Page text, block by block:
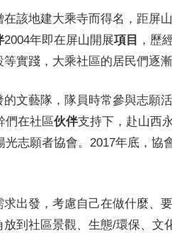
該地建大乘寺而得名，距屏
2004年即在屏山開展項目 ，歷
實踐，大乘社區的居民們逐
文藝隊，隊員時常參與志願
們在社區伙伴支持下，赴山西
志願者協會。2017年底，協
出發，考慮自己在做什麼、
放到社區景觀、生態/環保、